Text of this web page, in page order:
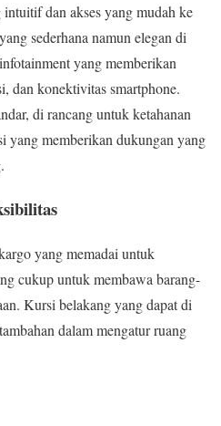
dan akses yang mudah ke
sederhana namun elegan di
yang memberikan
dan konektivitas smartphone.
di rancang untuk ketahanan
yang memberikan dukungan yang
yang memadai untuk
cukup untuk membawa barang-
Kursi belakang yang dapat di
dalam mengatur ruang